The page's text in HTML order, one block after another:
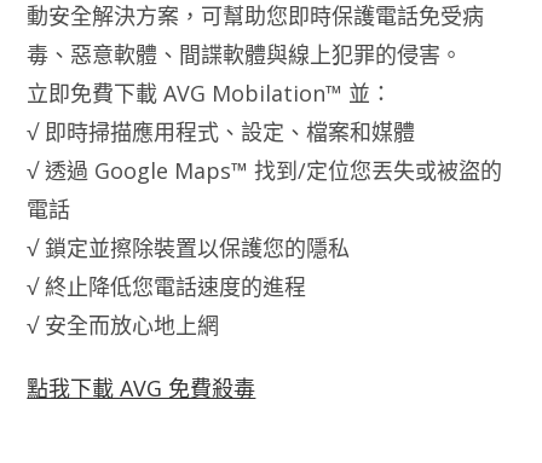
動安全解決方案，可幫助您即時保護電話免受病
毒、惡意軟體、間諜軟體與線上犯罪的侵害。
立即免費下載 AVG Mobilation™ 並：
√ 即時掃描應用程式、設定、檔案和媒體
√ 透過 Google Maps™ 找到/定位您丟失或被盜的
電話
√ 鎖定並擦除裝置以保護您的隱私
√ 終止降低您電話速度的進程
√ 安全而放心地上網
點我下載 AVG 免費殺毒